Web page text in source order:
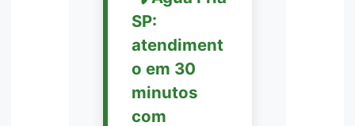
SP:
atendiment
o em 30
minutos
com